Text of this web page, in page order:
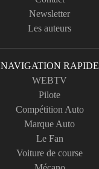
Newsletter
Les auteurs
NAVIGATION RAPIDE
WEBTV
Pilote
Compétition Auto
Marque Auto
Le Fan
Voiture de course